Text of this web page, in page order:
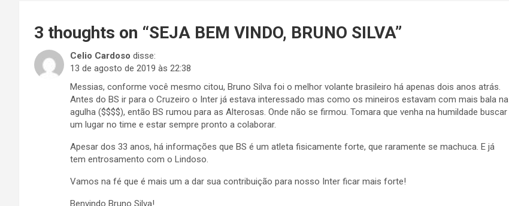
3 thoughts on “SEJA BEM VINDO, BRUNO SILVA”
Celio Cardoso disse:
13 de agosto de 2019 às 22:38
Messias, conforme você mesmo citou, Bruno Silva foi o melhor volante brasileiro há apenas dois anos atrás.
Antes do BS ir para o Cruzeiro o Inter já estava interessado mas como os mineiros estavam com mais bala na
agulha ($$$$), então BS rumou para as Alterosas. Onde não se firmou. Tomara que venha na humildade buscar
um lugar no time e estar sempre pronto a colaborar.
Apesar dos 33 anos, há informações que BS é um atleta fisicamente forte, que raramente se machuca. E já
tem entrosamento com o Lindoso.
Vamos na fé que é mais um a dar sua contribuição para nosso Inter ficar mais forte!
Benvindo Bruno Silva!